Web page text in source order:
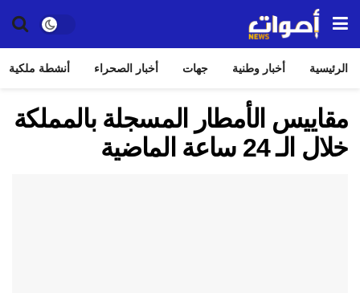
الرئيسية أخبار وطنية جهات أخبار الصحراء أنشطة ملكية
مقاييس الأمطار المسجلة بالمملكة
خلال الـ 24 ساعة الماضية